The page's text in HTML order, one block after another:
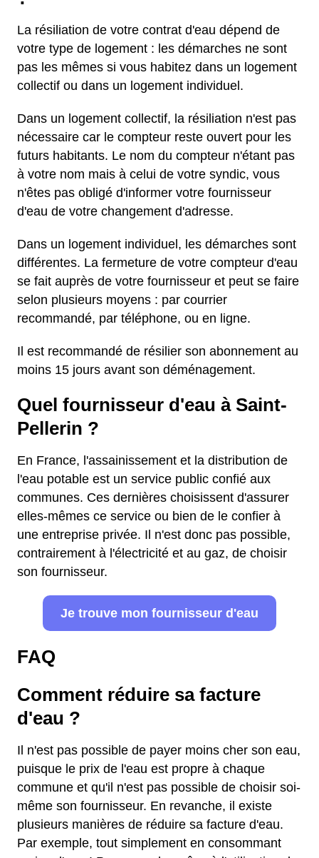
La résiliation de votre contrat d'eau dépend de
votre type de logement : les démarches ne sont
pas les mêmes si vous habitez dans un logement
collectif ou dans un logement individuel.
Dans un logement collectif, la résiliation n'est pas
nécessaire car le compteur reste ouvert pour les
futurs habitants. Le nom du compteur n'étant pas
à votre nom mais à celui de votre syndic, vous
n'êtes pas obligé d'informer votre fournisseur
d'eau de votre changement d'adresse.
Dans un logement individuel, les démarches sont
différentes. La fermeture de votre compteur d'eau
se fait auprès de votre fournisseur et peut se faire
selon plusieurs moyens : par courrier
recommandé, par téléphone, ou en ligne.
Il est recommandé de résilier son abonnement au
moins 15 jours avant son déménagement.
Quel fournisseur d'eau à Saint-
Pellerin ?
En France, l'assainissement et la distribution de
l'eau potable est un service public confié aux
communes. Ces dernières choisissent d'assurer
elles-mêmes ce service ou bien de le confier à
une entreprise privée. Il n'est donc pas possible,
contrairement à l'électricité et au gaz, de choisir
son fournisseur.
Je trouve mon fournisseur d'eau
FAQ
Comment réduire sa facture
d'eau ?
Il n'est pas possible de payer moins cher son eau,
puisque le prix de l'eau est propre à chaque
commune et qu'il n'est pas possible de choisir soi-
même son fournisseur. En revanche, il existe
plusieurs manières de réduire sa facture d'eau.
Par exemple, tout simplement en consommant